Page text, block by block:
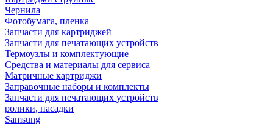
Чернила
Фотобумага, пленка
Запчасти для картриджей
Запчасти для печатающих устройств
Термоузлы и комплектующие
Средства и материалы для сервиса
Матричные картриджи
Заправочные наборы и комплекты
Запчасти для печатающих устройств
ролики, насадки
Samsung